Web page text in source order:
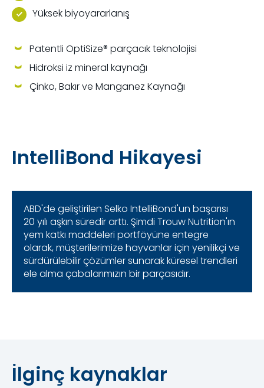
Yüksek biyoyararlanış
Patentli OptiSize® parçacık teknolojisi
Hidroksi iz mineral kaynağı
Çinko, Bakır ve Manganez Kaynağı
IntelliBond Hikayesi
ABD'de geliştirilen Selko IntelliBond'un başarısı
20 yılı aşkın süredir arttı. Şimdi Trouw Nutrition'ın
yem katkı maddeleri portföyüne entegre
olarak, müşterilerimize hayvanlar için yenilikçi ve
sürdürülebilir çözümler sunarak küresel trendleri
ele alma çabalarımızın bir parçasıdır.
İlginç kaynaklar